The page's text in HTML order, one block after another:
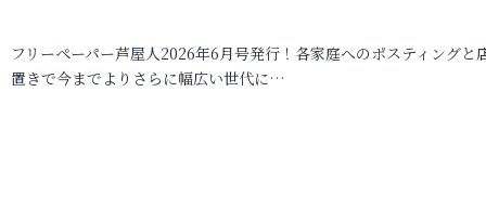
フリーペーパー芦屋人2026年6月号発行！各家庭へのポスティングと
置きで今までよりさらに幅広い世代に…